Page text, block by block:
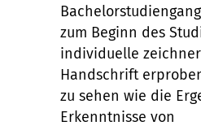
zum Beginn des
individuelle
Handschrift
zu sehen wie die
Erkenntnisse von